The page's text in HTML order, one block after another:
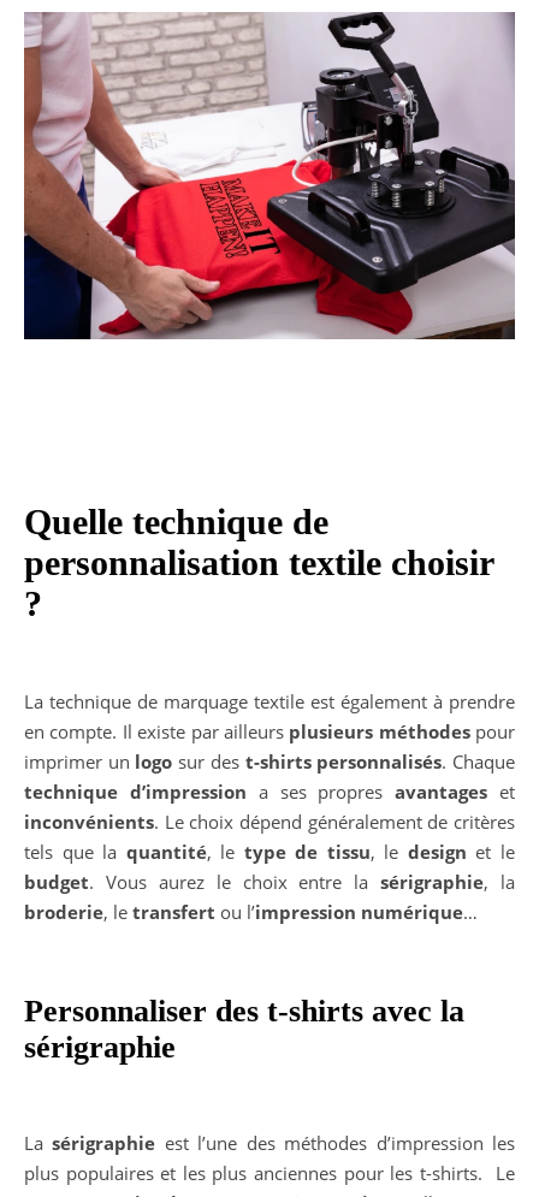
Quelle technique de
personnalisation textile choisir
?
La technique de marquage textile est également à prendre
en compte. Il existe par ailleurs plusieurs méthodespour
imprimer un logo sur des t-shirts personnalisés. Chaque
technique d’impression a ses propresavantages et
inconvénients. Le choix dépend généralement de critères
tels que la quantité, le type de tissu, le design et le
budget. Vous aurez le choix entre lasérigraphie, la
broderie, le transfert ou l’impression numérique…
Personnaliser des t-shirts avec la
sérigraphie
Lasérigraphie est l’une des méthodes d’impression les
plus populaires et les plus anciennes pour les t-shirts. Le